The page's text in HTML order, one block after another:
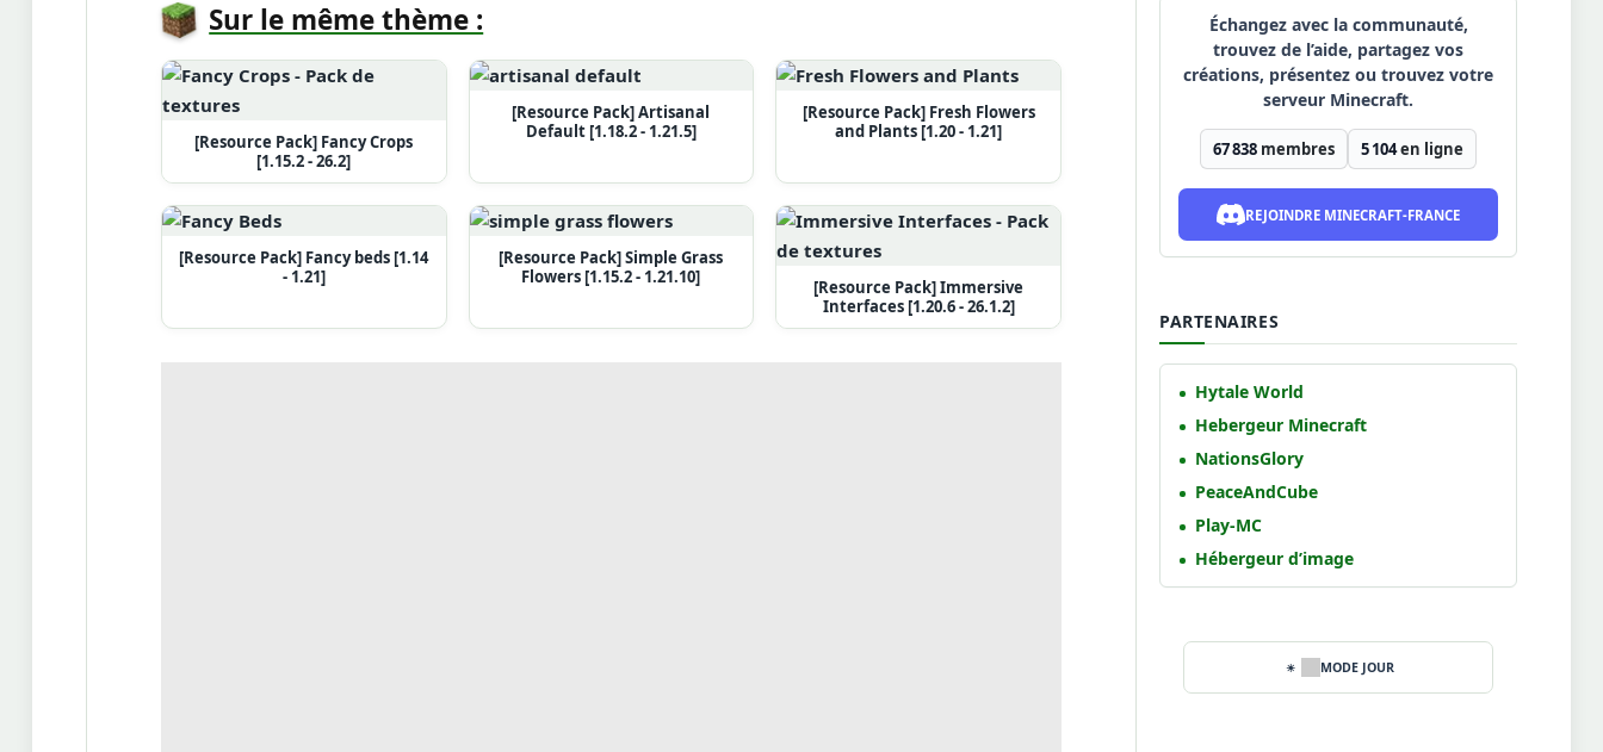
Sur le même thème :
[Resource Pack] Fancy Crops
[1.15.2 - 26.2]
[Resource Pack] Artisanal
Default [1.18.2 - 1.21.5]
[Resource Pack] Fresh Flowers
and Plants [1.20 - 1.21]
[Resource Pack] Fancy beds [1.14
- 1.21]
[Resource Pack] Simple Grass
Flowers [1.15.2 - 1.21.10]
[Resource Pack] Immersive
Interfaces [1.20.6 - 26.1.2]
Échangez avec la communauté,
trouvez de l’aide, partagez vos
créations, présentez ou trouvez votre
serveur Minecraft.
67 838 membres 5 104en ligne
REJOINDRE MINECRAFT-FRANCE
PARTENAIRES
Hytale World
Hebergeur Minecraft
NationsGlory
PeaceAndCube
Play-MC
Hébergeur d’image
MODE JOUR